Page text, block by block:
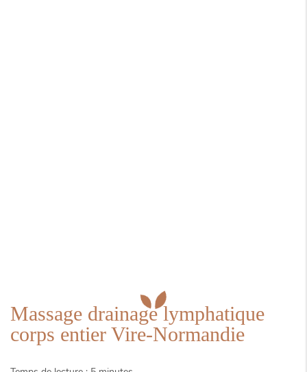
Massage drainage lymphatique
corps entier Vire-Normandie